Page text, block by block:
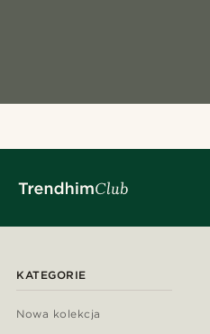
KATEGORIE
Nowa kolekcja